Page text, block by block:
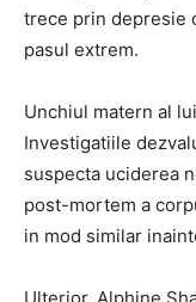
trece prin depresie
pasul extrem.
Unchiul matern al
Investigatiile
suspecta uciderea
post-mortem a
in mod similar